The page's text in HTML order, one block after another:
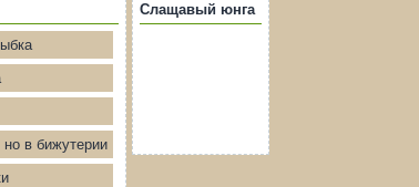
в бижутерии
Слащавый юнга